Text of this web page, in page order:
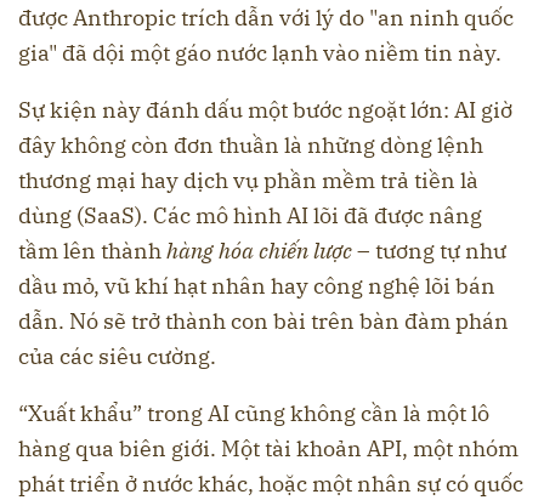
được Anthropic trích dẫn với lý do "an ninh quốc
gia" đã dội một gáo nước lạnh vào niềm tin này.
Sự kiện này đánh dấu một bước ngoặt lớn: AI giờ
đây không còn đơn thuần là những dòng lệnh
thương mại hay dịch vụ phần mềm trả tiền là
dùng (SaaS). Các mô hình AI lõi đã được nâng
tầm lên thànhhàng hóa chiến lược– tương tự như
dầu mỏ, vũ khí hạt nhân hay công nghệ lõi bán
dẫn. Nó sẽ trở thành con bài trên bàn đàm phán
của các siêu cường.
“Xuất khẩu” trong AI cũng không cần là một lô
hàng qua biên giới. Một tài khoản API, một nhóm
phát triển ở nước khác, hoặc một nhân sự có quốc